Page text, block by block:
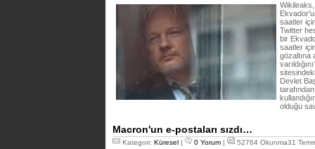
Wikileaks,
saatler
Twitter
bir
saatler
gözaltına
Devlet
olduğu
Macron'un e-postaları sızdı…
Kategori: Küresel | 0 Yorum | 52764 Okunma31